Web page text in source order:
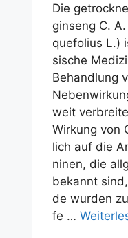
Die
gin­seng C.
que­fo­li­us L.)
si­sche
Behand­lung
weit
Wir­kung von
lich auf die
ninen, die
bekannt
de wur­den
fe …